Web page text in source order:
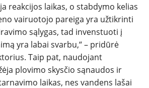
reakcijos laikas, o stabdymo kelias
vairuotojo pareiga yra užtikrinti
sąlygas, tad invenstuoti į
yra labai svarbu,“ – pridūrė
Taip pat, naudojant
plovimo skysčio sąnaudos ir
laikas, nes vandens lašai